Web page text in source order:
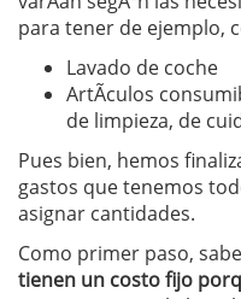
para tener de ejemplo,
Lavado de coche
ArtÃ­culos
de limpieza, de
Pues bien, hemos
gastos que tenemos
asignar cantidades.
Como primer paso,
tienen un costo fijo